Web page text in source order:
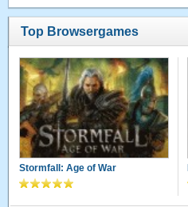
Top Browsergames
Stormfall: Age of War